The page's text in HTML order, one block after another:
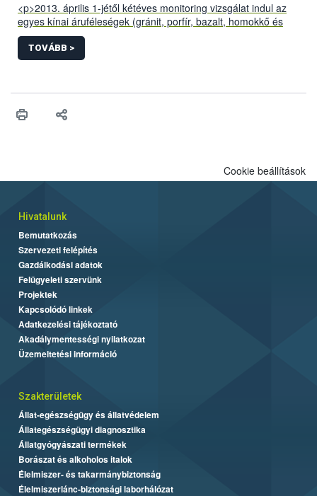
<p>2013. április 1-jétől kétéves monitoring vizsgálat indul az
egyes kínai áruféleségek (gránit, porfír, bazalt, homokkő és
egyéb burkolóanyagok) fa-csomagolóanyagainak ellenőrzésére.
Az Európai Bizottság által elrendelt vizsgálat célja a növényi
károsítók behurcolásával járó kockázat nagyságának
TOVÁBB >
Cookie beállítások
Hivatalunk
Bemutatkozás
Szervezeti felépítés
Gazdálkodási adatok
Felügyeleti szervünk
Projektek
Kapcsolódó linkek
Adatkezelési tájékoztató
Akadálymentességi nyilatkozat
Üzemeltetési információ
Szakterületek
Állat-egészségügy és állatvédelem
Állategészségügyi diagnosztika
Állatgyógyászati termékek
Borászat és alkoholos italok
Élelmiszer- és takarmánybiztonság
Élelmiszerlánc-biztonsági laborhálózat